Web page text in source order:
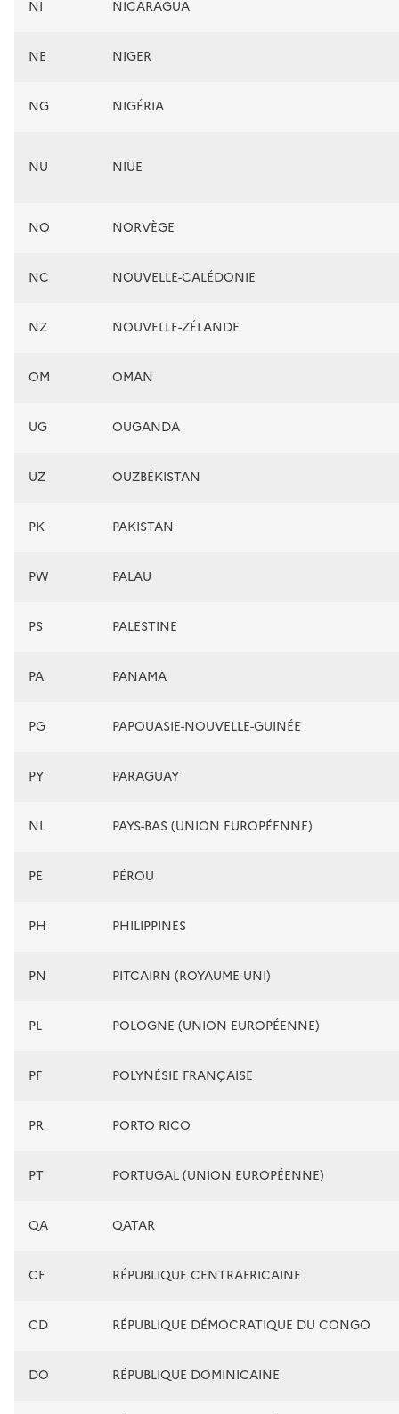
NI NICARAGUA
NE NIGER
NG NIGÉRIA
NU NIUE
NO NORVÈGE
NC NOUVELLE-CALÉDONIE
NZ NOUVELLE-ZÉLANDE
OM OMAN
UG OUGANDA
UZ OUZBÉKISTAN
PK PAKISTAN
PW PALAU
PS PALESTINE
PA PANAMA
PG PAPOUASIE-NOUVELLE-GUINÉE
PY PARAGUAY
NL PAYS-BAS (UNION EUROPÉENNE)
PE PÉROU
PH PHILIPPINES
PN PITCAIRN (ROYAUME-UNI)
PL POLOGNE (UNION EUROPÉENNE)
PF POLYNÉSIE FRANÇAISE
PR PORTO RICO
PT PORTUGAL (UNION EUROPÉENNE)
QA QATAR
CF RÉPUBLIQUE CENTRAFRICAINE
CD RÉPUBLIQUE DÉMOCRATIQUE DU CONGO
DO RÉPUBLIQUE DOMINICAINE